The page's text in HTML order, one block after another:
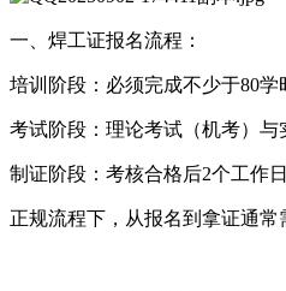
一、焊工证报名流程：
培训阶段：必须完成不少于80学
考试阶段：理论考试（机考）与
制证阶段：考核合格后2个工作
正规流程下，从报名到拿证通常